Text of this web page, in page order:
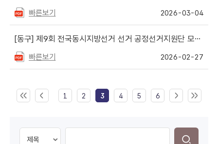
빠른보기 2026-03-04
[동구] 제9회 전국동시지방선거 선거 공정선거지원단 모집(동구)
빠른보기 2026-02-27
1 2 3 4 5 6